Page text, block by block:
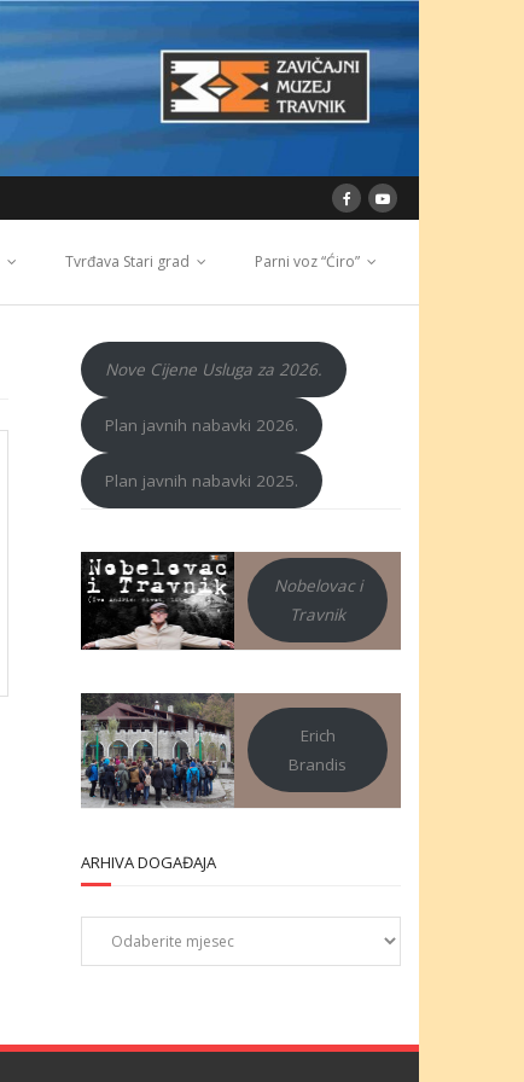
Tvrđava Stari grad Parni voz “Ćiro”
Nove Cijene Usluga za 2026.
Plan javnih nabavki 2026.
Plan javnih nabavki 2025.
Nobelovac i
Travnik
Erich
Brandis
ARHIVA DOGAĐAJA
Arhiva
događaja